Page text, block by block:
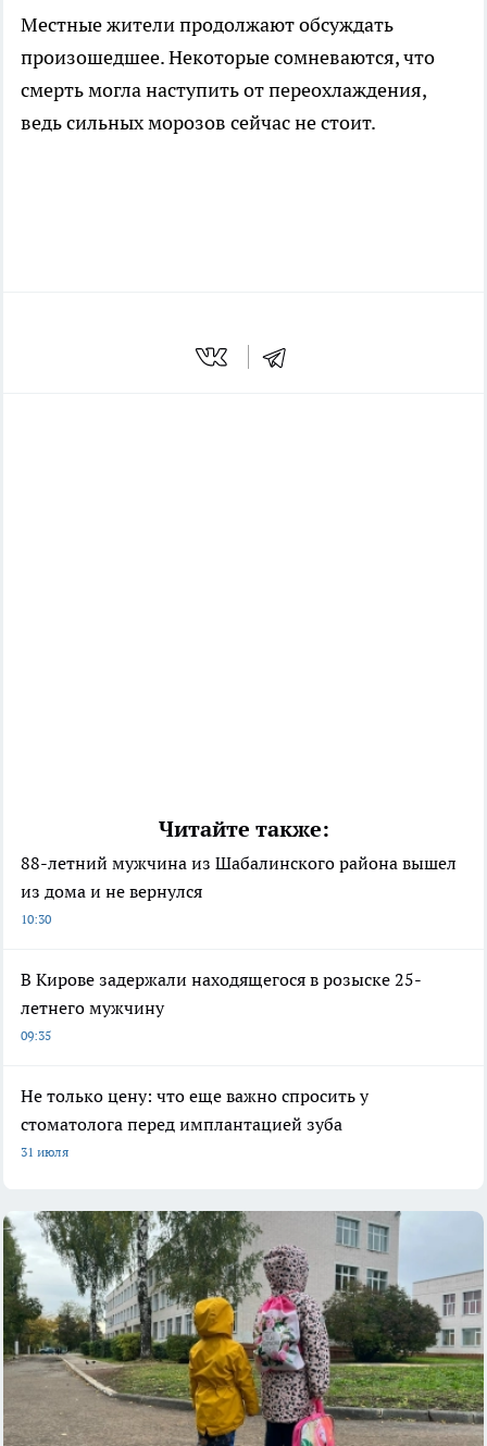
Местные жители продолжают обсуждать
произошедшее. Некоторые сомневаются, что
смерть могла наступить от переохлаждения,
ведь сильных морозов сейчас не стоит.
Читайте также:
88-летний мужчина из Шабалинского района вышел
из дома и не вернулся
10:30
В Кирове задержали находящегося в розыске 25-
летнего мужчину
09:35
Не только цену: что еще важно спросить у
стоматолога перед имплантацией зуба
31 июля